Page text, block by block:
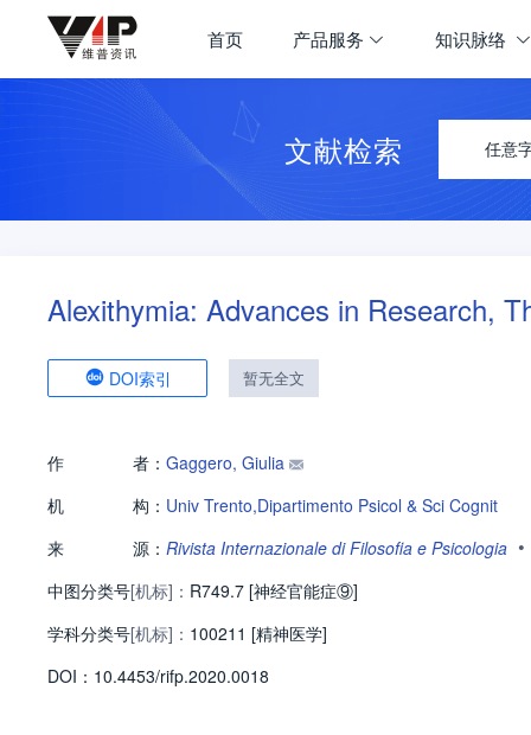
首页 产品服务 知识脉络
文献检索 任意
Alexithymia: Advances in Research,
DOI索引 暂无全文
作 者： Gaggero, Giulia
机
构： Univ Trento,Dipartimento Psicol & Sci Cognit
来
源： Rivista Internazionale di Filosofia e Psicologia •
中图分类号[机标]： R749.7 [神经官能症⑨]
学科分类号[机标]： 100211 [精神医学]
DOI： 10.4453/rifp.2020.0018